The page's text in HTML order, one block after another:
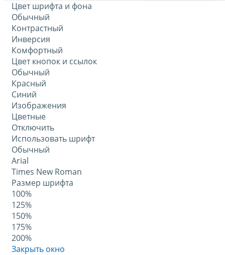
Цвет шрифта и фона
Обычный
Контрастный
Инверсия
Комфортный
Цвет кнопок и ссылок
Обычный
Красный
Синий
Изображения
Цветные
Отключить
Использовать шрифт
Обычный
Arial
Times New Roman
Размер шрифта
100%
125%
150%
175%
200%
Закрыть окно